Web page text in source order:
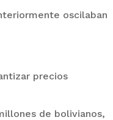
oscilaban
precios
de bolivianos,